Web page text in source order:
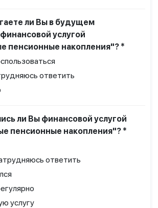
ли Вы в будущем
услугой
пенсионные накопления"? *
ответить
ли Вы финансовой услугой
пенсионные накопления"? *
ответить
услугу